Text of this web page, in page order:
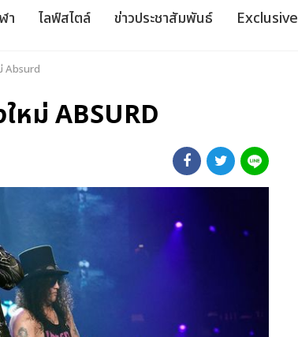
า ไลฟ์สไตล์ ข่าวประชาสัมพันธ์ Exclusive
Absurd
หม่ ABSURD